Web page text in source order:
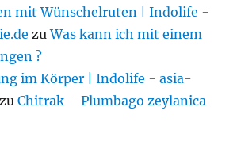
mit Wünschelruten | Indolife -
zuWas kann ich mit einem
?
im Körper | Indolife - asia-
zuChitrak – Plumbago zeylanica